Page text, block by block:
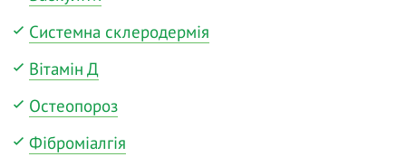
Системна склеродермія
Вітамін Д
Остеопороз
Фіброміалгія